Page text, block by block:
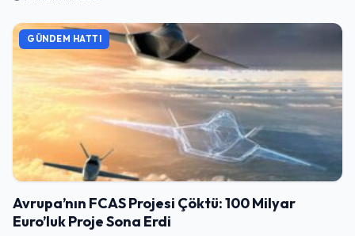
GÜNDEM HATTI
Avrupa’nın FCAS Projesi Çöktü: 100 Milyar
Euro’luk Proje Sona Erdi